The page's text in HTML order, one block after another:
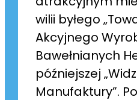
wilii byłego
Akcyjnego
Bawełnianych
późniejszej
Manufaktury”.